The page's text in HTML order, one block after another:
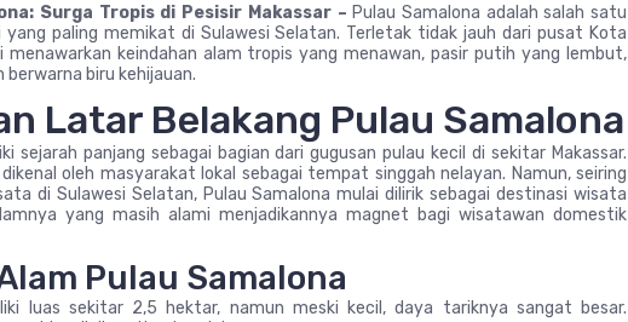
Surga Tropis di Pesisir Makassar – Pulau Samalona adalah salah satu
paling memikat di Sulawesi Selatan. Terletak tidak jauh dari pusat Kota
menawarkan keindahan alam tropis yang menawan, pasir putih yang lembut,
biru kehijauan.
Latar Belakang Pulau Samalona
sejarah panjang sebagai bagian dari gugusan pulau kecil di sekitar Makassar.
oleh masyarakat lokal sebagai tempat singgah nelayan. Namun, seiring
di Sulawesi Selatan, Pulau Samalona mulai dilirik sebagai destinasi wisata
yang masih alami menjadikannya magnet bagi wisatawan domestik
Pulau Samalona
luas sekitar 2,5 hektar, namun meski kecil, daya tariknya sangat besar.